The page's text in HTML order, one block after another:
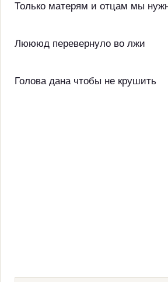
Только матерям и отцам мы
Люююд перевернуло во лжи
Голова дана чтобы не крушить